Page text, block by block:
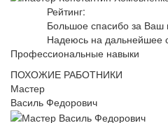
Рейтинг:
Большое спасибо за
Надеюсь на дальнейшее
Профессиональные навыки
ПОХОЖИЕ РАБОТНИКИ
Мастер
Василь Федорович